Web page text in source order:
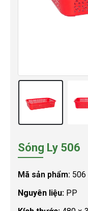
Sóng Ly 506
Mã sản phẩm: 506
Nguyên liệu: PP